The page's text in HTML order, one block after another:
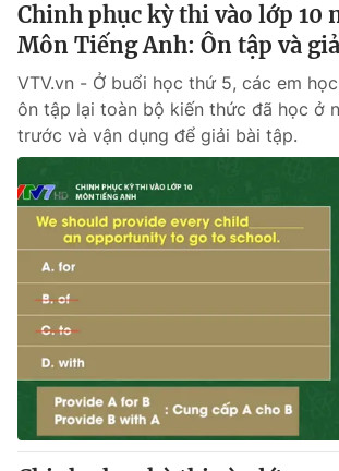
Chinh phục kỳ thi vào lớp 10
Môn Tiếng Anh: Ôn tập và
VTV.vn - Ở buổi học thứ 5, các em
ôn tập lại toàn bộ kiến thức đã học ở
trước và vận dụng để giải bài tập.